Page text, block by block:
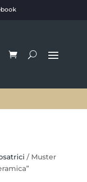
/ Muster